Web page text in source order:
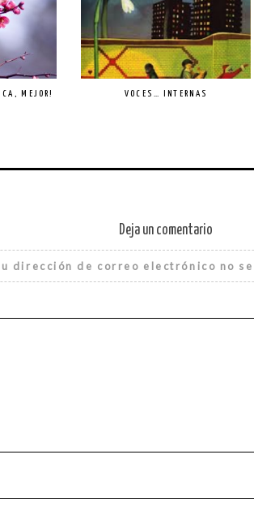
MEJOR! VOCES… INTERNAS
Deja un comentario
dirección de correo electrónico no